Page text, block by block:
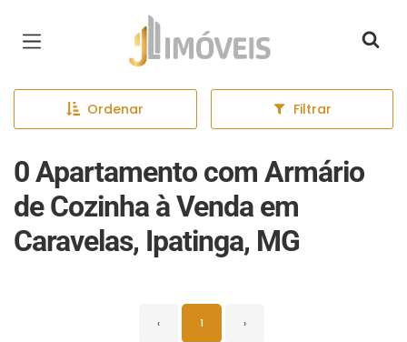
Página inicial
Ordenar Filtrar
0 Apartamento com Armário
de Cozinha à Venda em
Caravelas, Ipatinga, MG
‹ 1 ›